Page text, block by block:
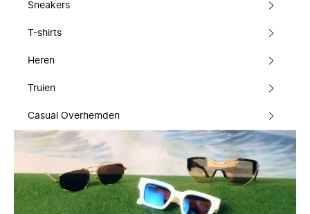
Sneakers
T-shirts
Heren
Truien
Casual Overhemden